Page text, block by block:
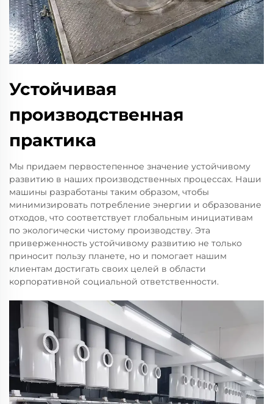
Устойчивая
производственная
практика
Мы придаем первостепенное значение устойчивому
развитию в наших производственных процессах. Наши
машины разработаны таким образом, чтобы
минимизировать потребление энергии и образование
отходов, что соответствует глобальным инициативам
по экологически чистому производству. Эта
приверженность устойчивому развитию не только
приносит пользу планете, но и помогает нашим
клиентам достигать своих целей в области
корпоративной социальной ответственности.